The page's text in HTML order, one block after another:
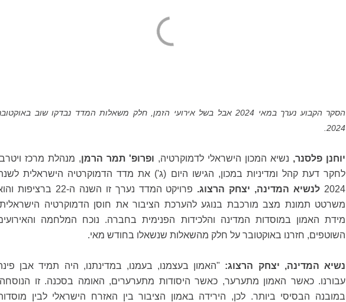
הסקר הקבוע נערך במאי 2024 אבל בשל אירועי הזמן, חלק משאלות המדד נבדקו שוב
2024.
יוחנן פלסנר, נשיא המכון הישראלי לדמוקרטיה, ופרופ' תמר הרמן, מנהלת מרכז
לחקר דעת קהל ומדיניות במכון, הגישו היום (ג') את מדד הדמוקרטיה הישראלית
2024 לנשיא המדינה, יצחק הרצוג.
פרויקט המדד נערך זו השנה ה-22 ברציפות
משרטט תמונת מצב מורכבת בנוגע להערכת הציבור את חוסן הדמוקרטיה
מידת האמון במוסדות המדינה והלכידות הפנימית בחברה. נוכח המלחמה
השוטפים, חזרנו באוקטובר על חלק מהשאלות שנשאלו בחודש מאי.
נשיא המדינה, יצחק הרצוג: "האמון בעצמנו, בעמנו, במדינתנו, היה תמיד אבן
עבורנו. כאשר האמון מתערער, כאשר היסודות מתערערים, האומה בסכנה. זו
במובנה הבסיסי ביותר. לכן, הירידה באמון הציבור בין האזרח הישראלי לבין